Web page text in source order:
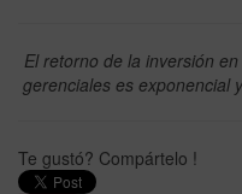
El retorno de la inversión
gerenciales es exponencial
Te gustó? Compártelo !